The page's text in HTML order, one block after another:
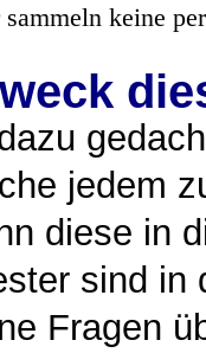
keine
jedem
diese in
sind in
Fragen